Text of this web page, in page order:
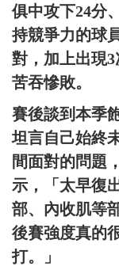
俱中攻下24分
持競爭力的球
對，加上出現
苦吞慘敗。
賽後談到本季
坦言自己始終
間面對的問題
示，「太早復
部、內收肌等
後賽強度真的
打。」